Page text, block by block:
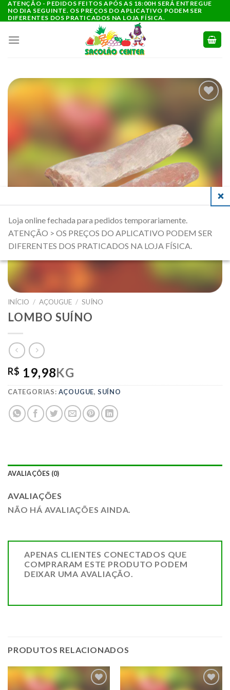
para
conteúdo
ATENÇÃO - PEDIDOS FEITOS APÓS AS 18:00H SERÁ ENTREGUE
NO DIA SEGUINTE. OS PREÇOS DO APLICATIVO PODEM SER
DIFERENTES DOS PRATICADOS NA LOJA FÍSICA.
ADICIONAR
A LISTA DE
COMPRAS
INÍCIO / AÇOUGUE / SUÍNO
LOMBO SUÍNO
R$ 19,98KG
CATEGORIAS: AÇOUGUE, SUÍNO
AVALIAÇÕES (0)
AVALIAÇÕES
NÃO HÁ AVALIAÇÕES AINDA.
APENAS CLIENTES CONECTADOS QUE
COMPRARAM ESTE PRODUTO PODEM
DEIXAR UMA AVALIAÇÃO.
PRODUTOS RELACIONADOS
Loja online fechada para pedidos temporariamente.
ATENÇÃO > OS PREÇOS DO APLICATIVO PODEM SER
DIFERENTES DOS PRATICADOS NA LOJA FÍSICA.